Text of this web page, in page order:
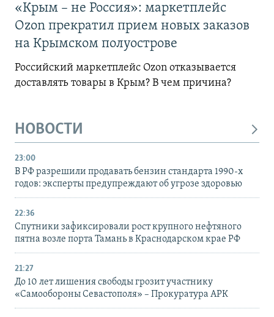
«Крым – не Россия»: маркетплейс
Ozon прекратил прием новых заказов
на Крымском полуострове
Российский маркетплейс Ozon отказывается
доставлять товары в Крым? В чем причина?
НОВОСТИ
23:00
В РФ разрешили продавать бензин стандарта 1990-х
годов: эксперты предупреждают об угрозе здоровью
22:36
Спутники зафиксировали рост крупного нефтяного
пятна возле порта Тамань в Краснодарском крае РФ
21:27
До 10 лет лишения свободы грозит участнику
«Самообороны Севастополя» – Прокуратура АРК